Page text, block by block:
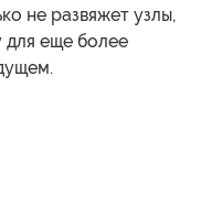
не развяжет узлы,
для еще более